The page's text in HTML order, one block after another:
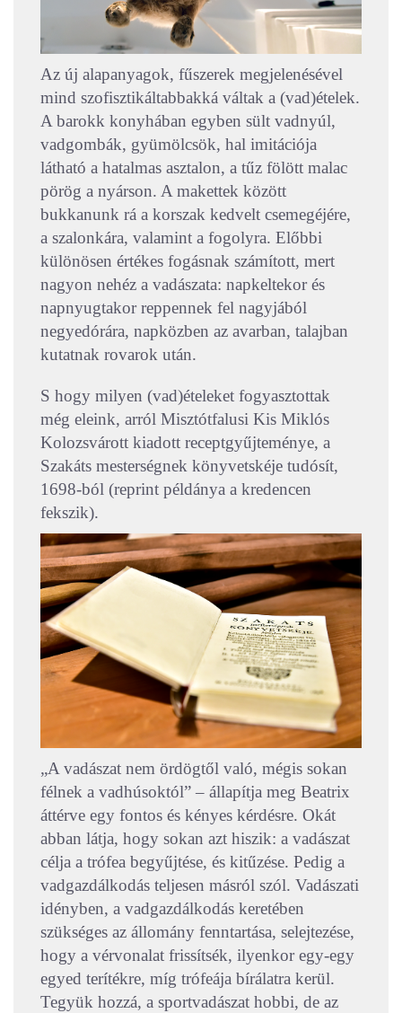
Az új alapanyagok, fűszerek megjelenésével
mind szofisztikáltabbakká váltak a (vad)ételek.
A barokk konyhában egyben sült vadnyúl,
vadgombák, gyümölcsök, hal imitációja
látható a hatalmas asztalon, a tűz fölött malac
pörög a nyárson. A makettek között
bukkanunk rá a korszak kedvelt csemegéjére,
a szalonkára, valamint a fogolyra. Előbbi
különösen értékes fogásnak számított, mert
nagyon nehéz a vadászata: napkeltekor és
napnyugtakor reppennek fel nagyjából
negyedórára, napközben az avarban, talajban
kutatnak rovarok után.
S hogy milyen (vad)ételeket fogyasztottak
még eleink, arról Misztótfalusi Kis Miklós
Kolozsvárott kiadott receptgyűjteménye, a
Szakáts mesterségnek könyvetskéje tudósít,
1698-ból (reprint példánya a kredencen
fekszik).
„A vadászat nem ördögtől való, mégis sokan
félnek a vadhúsoktól” – állapítja meg Beatrix
áttérve egy fontos és kényes kérdésre. Okát
abban látja, hogy sokan azt hiszik: a vadászat
célja a trófea begyűjtése, és kitűzése. Pedig a
vadgazdálkodás teljesen másról szól. Vadászati
idényben, a vadgazdálkodás keretében
szükséges az állomány fenntartása, selejtezése,
hogy a vérvonalat frissítsék, ilyenkor egy-egy
egyed terítékre, míg trófeája bírálatra kerül.
Tegyük hozzá, a sportvadászat hobbi, de az